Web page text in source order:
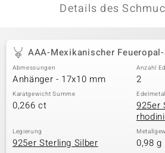
Details des
AAA-Mexikanischer
Abmessungen
Anhänger - 17x10 mm
Anzahl
2
Karatgewicht Summe
0,266 ct
925er
Legierung
925er Sterling Silber 0,98 g